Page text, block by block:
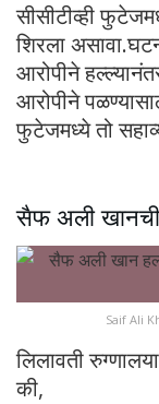
सीसीटीव्ही
शिरला
आरोपीने
आरोपीने
फुटेजमध्ये तो
सैफ अली
Saif Ali
लिलावती
की,